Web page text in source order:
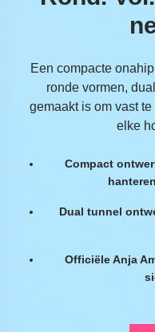
Een compacte
ronde vormen,
gemaakt is om vast
elke
Compact
Dual tunnel
Officiële Anja